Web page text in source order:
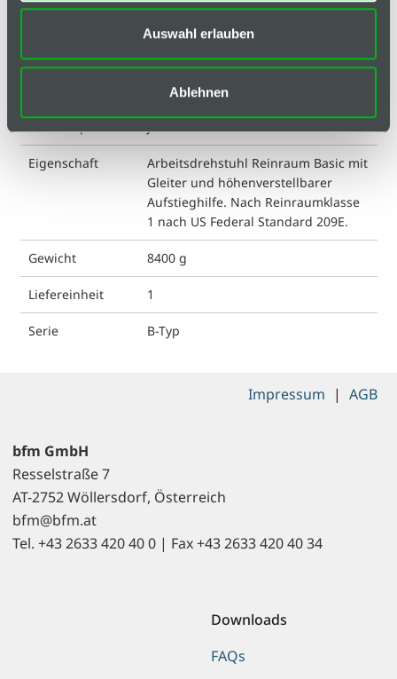
Auswahl erlauben
Ablehnen
Basis
Eigenschaft
Arbeitsdrehstuhl Reinraum Basic mit
Gleiter und höhenverstellbarer
Aufstieghilfe. Nach Reinraumklasse
1 nach US Federal Standard 209E.
Gewicht 8400 g
Liefereinheit 1
Serie B-Typ
bfm GmbH
Resselstraße 7
AT-2752 Wöllersdorf, Österreich
bfm@bfm.at
Tel. +43 2633 420 40 0 | Fax +43 2633 420 40 34
Downloads
FAQs
Impressum | AGB